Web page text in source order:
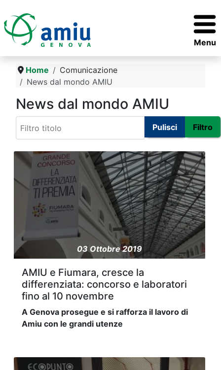
Menu
Home
Comunicazione
News dal mondo AMIU
News dal mondo AMIU
Pulisci Filtro
03 Ottobre 2019
AMIU e Fiumara, cresce la
differenziata: concorso e laboratori
fino al 10 novembre
A Genova prosegue e si rafforza il lavoro di
Amiu con le grandi utenze